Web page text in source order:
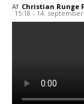
Af Christian Runge
15:18 - 14. september